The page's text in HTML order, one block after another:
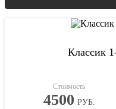
Классик
Стоимость
4500 РУБ.